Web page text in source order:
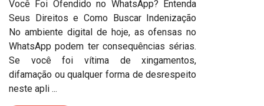
Você Foi Ofendido no WhatsApp? Entenda
Seus Direitos e Como Buscar Indenização
No ambiente digital de hoje, as ofensas no
WhatsApp podem ter consequências sérias.
Se você foi vítima de xingamentos,
difamação ou qualquer forma de desrespeito
neste apli ...